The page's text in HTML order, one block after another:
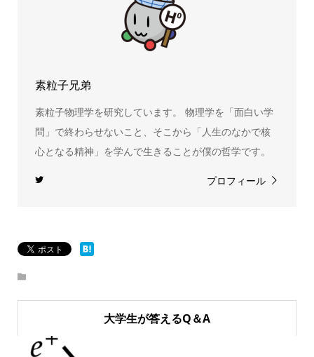
素粒子兄弟
素粒子物理学を研究しています。 物理学を「面白い学
問」で終わらせないこと、そこから「人生のなかで核
心となる精神」を学んで生きることが僕の哲学です。
プロフィール
大学生が答えるQ＆A